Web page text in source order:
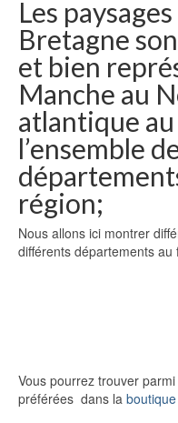
Les
Bretagne
et bien
Manche au
atlantique
l’ensemble
région;
Nous allons ici montrer
différents départements au
Vous pourrez trouver
préférées dans la boutique